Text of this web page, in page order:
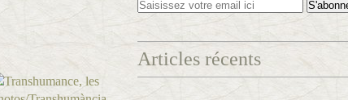
Articles récents